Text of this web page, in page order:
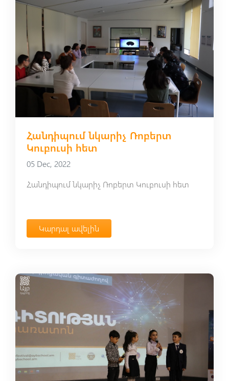
Հանդիպում նկարիչ Ռոբերտ
Կուբուսի հետ
05 Dec, 2022
Հանդիպում նկարիչ Ռոբերտ Կուբուսի հետ
Կարդալ ավելին